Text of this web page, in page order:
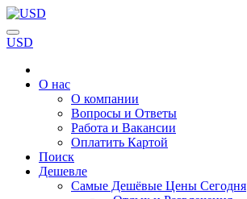
USD
О нас
О компании
Вопросы и Ответы
Работа и Вакансии
Оплатить Картой
Поиск
Дешевле
Самые Дешёвые Цены Сегодня